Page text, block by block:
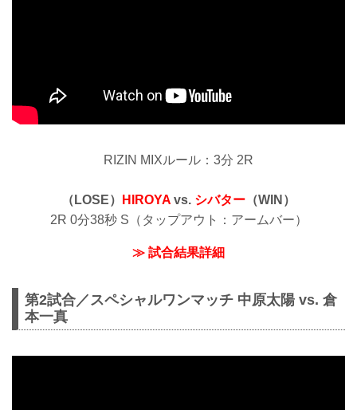
RIZIN MIXルール：3分 2R
（LOSE） HIROYA vs. シバター （WIN）
2R 0分38秒 S（タップアウト：アームバー）
≫ 試合結果詳細
第2試合／スペシャルワンマッチ 中原太陽 vs. 倉
本一真